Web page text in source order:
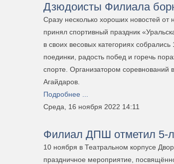
Дзюдоисты Филиала
Сразу несколько хороших новостей
принял спортивный праздник
в своих весовых категориях
поединки, радость побед и горечь
спорте. Организатором соревнований
Агайдаров.
Подробнее ...
Среда, 16 ноября 2022 14:11
Филиал ДПШ отметил 5-
10 ноября в Театральном корпусе
праздничное мероприятие,